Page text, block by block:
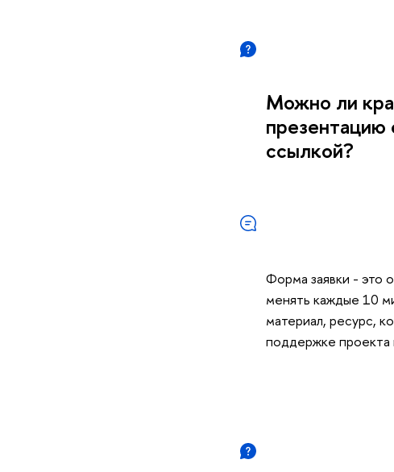
Можно ли
ссылкой?
Форма заявки - это
менять каждые 10
материал, ресурс,
поддержке проекта